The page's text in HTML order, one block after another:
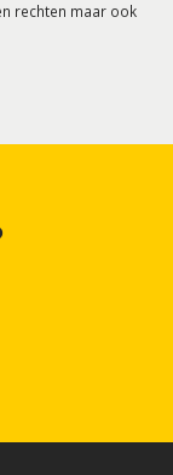
rechten maar ook